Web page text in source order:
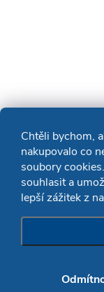
Chtěli bychom,
nakupovalo co
soubory
souhlasit a
lepší zážitek z